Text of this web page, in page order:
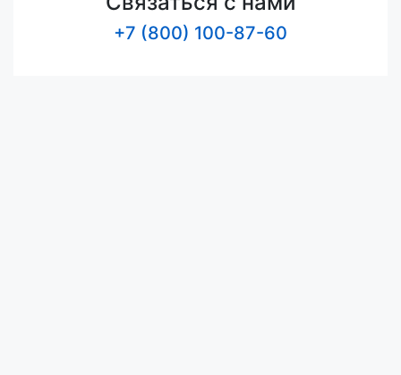
+7 (800) 100-87-60